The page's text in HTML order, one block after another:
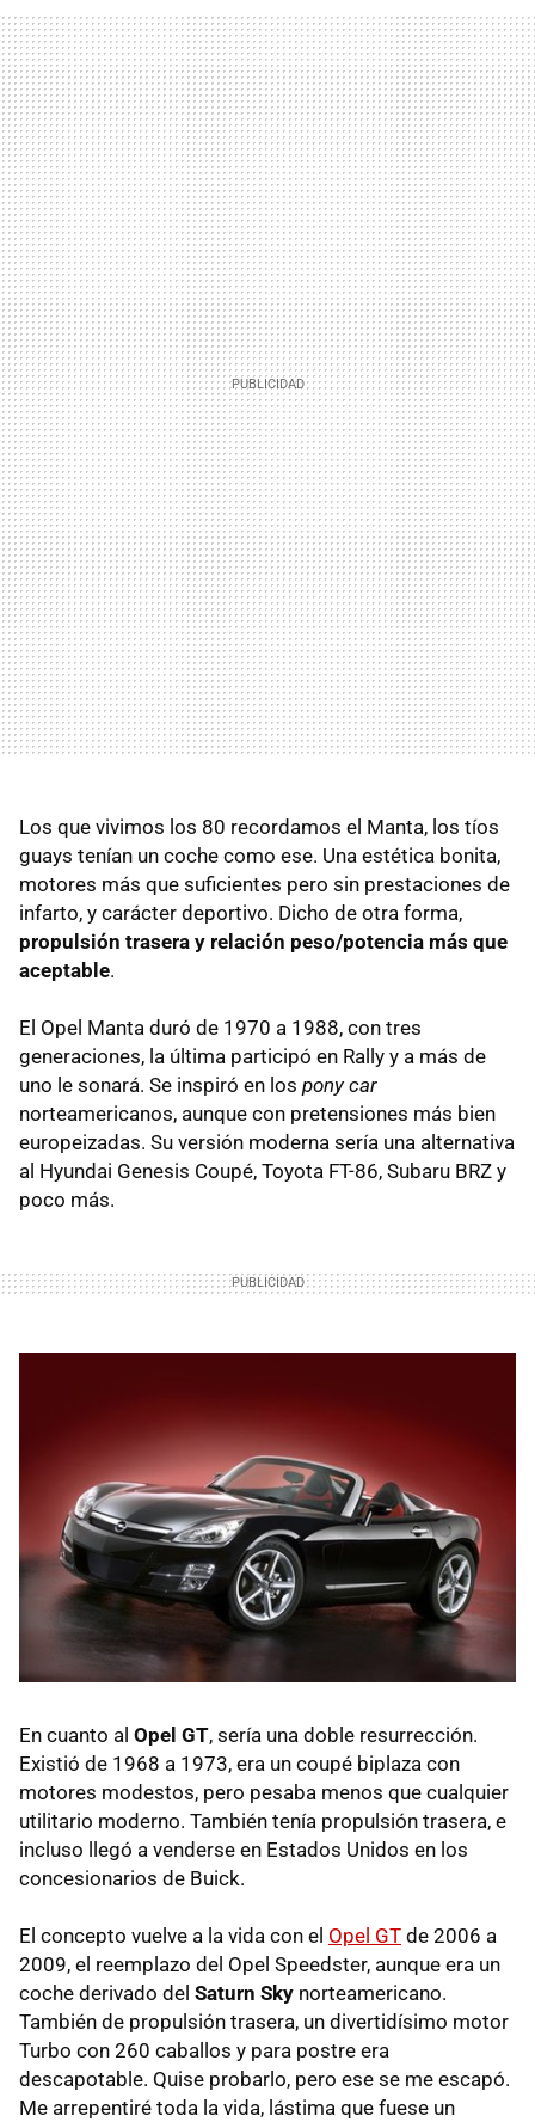
Los que vivimos los 80 recordamos el Manta, los tíos
guays tenían un coche como ese. Una estética bonita,
motores más que suficientes pero sin prestaciones de
infarto, y carácter deportivo. Dicho de otra forma,
propulsión trasera y relación peso/potencia más que
aceptable.
El Opel Manta duró de 1970 a 1988, con tres
generaciones, la última participó en Rally y a más de
uno le sonará. Se inspiró en los pony car
norteamericanos, aunque con pretensiones más bien
europeizadas. Su versión moderna sería una alternativa
al Hyundai Genesis Coupé, Toyota FT-86, Subaru BRZ y
poco más.
En cuanto al Opel GT, sería una doble resurrección.
Existió de 1968 a 1973, era un coupé biplaza con
motores modestos, pero pesaba menos que cualquier
utilitario moderno. También tenía propulsión trasera, e
incluso llegó a venderse en Estados Unidos en los
concesionarios de Buick.
El concepto vuelve a la vida con el Opel GT de 2006 a
2009, el reemplazo del Opel Speedster, aunque era un
coche derivado del Saturn Sky norteamericano.
También de propulsión trasera, un divertidísimo motor
Turbo con 260 caballos y para postre era
descapotable. Quise probarlo, pero ese se me escapó.
Me arrepentiré toda la vida, lástima que fuese un